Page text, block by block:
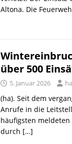
Altona. Die
über 500
5. Januar 2026
(ha). Seit dem
Anrufe in die
häufigsten
durch […]